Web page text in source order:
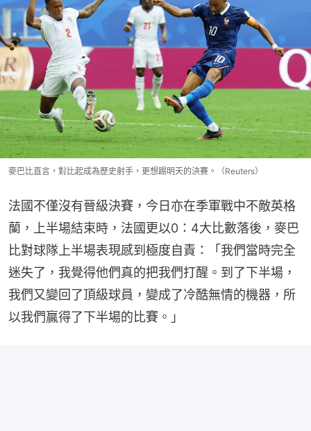
麥巴比直言，對比起成為歷史射手，更想踢明天的決賽。（Reuters）
法國不僅沒有晉級決賽，今日亦在季軍戰中不敵英格
蘭，上半場結束時，法國更以0：4大比數落後，麥巴
比對球隊上半場表現感到極度自責：「我們當時完全
迷失了，我覺得他們真的把我們打醒。到了下半場，
我們又變回了頂級球員，變成了冷酷無情的機器，所
以我們贏得了下半場的比賽。」